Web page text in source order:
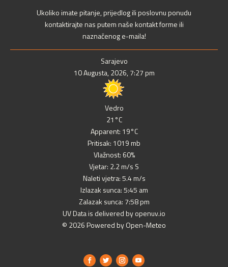
Ukoliko imate pitanje, prijedlog ili poslovnu ponudu
kontaktirajte nas putem naše kontakt forme ili
naznačenog e-maila!
Sarajevo
10 Augusta, 2026, 7:27 pm
Vedro
21°C
Apparent: 19°C
Pritisak: 1019 mb
Vlažnost: 60%
Vjetar: 2.2 m/s S
Naleti vjetra: 5.4 m/s
Izlazak sunca: 5:45 am
Zalazak sunca: 7:58 pm
UV Data is delivered by openuv.io
© 2026 Powered by Open-Meteo